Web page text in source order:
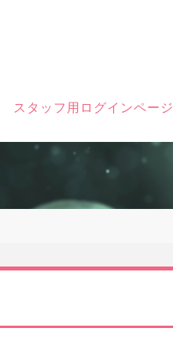
スタッフ用ログインページ